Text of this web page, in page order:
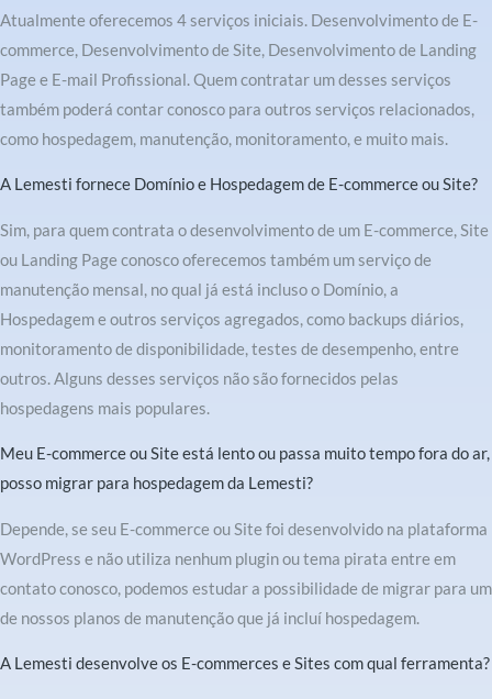
Atualmente oferecemos 4 serviços iniciais. Desenvolvimento de E-
commerce, Desenvolvimento de Site, Desenvolvimento de Landing
Page e E-mail Profissional. Quem contratar um desses serviços
também poderá contar conosco para outros serviços relacionados,
como hospedagem, manutenção, monitoramento, e muito mais.
A Lemesti fornece Domínio e Hospedagem de E-commerce ou Site?
Sim, para quem contrata o desenvolvimento de um E-commerce, Site
ou Landing Page conosco oferecemos também um serviço de
manutenção mensal, no qual já está incluso o Domínio, a
Hospedagem e outros serviços agregados, como backups diários,
monitoramento de disponibilidade, testes de desempenho, entre
outros. Alguns desses serviços não são fornecidos pelas
hospedagens mais populares.
Meu E-commerce ou Site está lento ou passa muito tempo fora do ar,
posso migrar para hospedagem da Lemesti?
Depende, se seu E-commerce ou Site foi desenvolvido na plataforma
WordPress e não utiliza nenhum plugin ou tema pirata entre em
contato conosco, podemos estudar a possibilidade de migrar para um
de nossos planos de manutenção que já incluí hospedagem.
A Lemesti desenvolve os E-commerces e Sites com qual ferramenta?